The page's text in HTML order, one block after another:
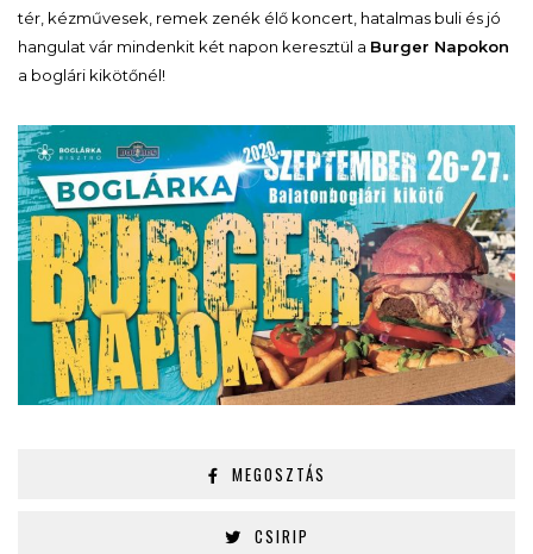
tér, kézművesek, remek zenék élő koncert, hatalmas buli és jó
hangulat vár mindenkit két napon keresztül a Burger Napokon
a boglári kikötőnél!
MEGOSZTÁS
CSIRIP